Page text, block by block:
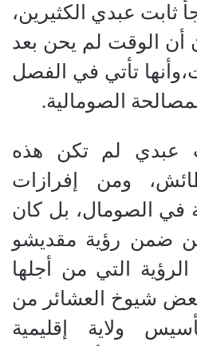
ثابت عبدي الكثيرين،
أن الوقت لم يحن بعد
تأتي في الفصل
الصومالية.
عبدي لم تكن هذه
ومن إفرازات
في الصومال، بل كان
من ضمن رؤية مقديشو
التي من أجلها
شيوخ العشائر من
ولاية إقليمية